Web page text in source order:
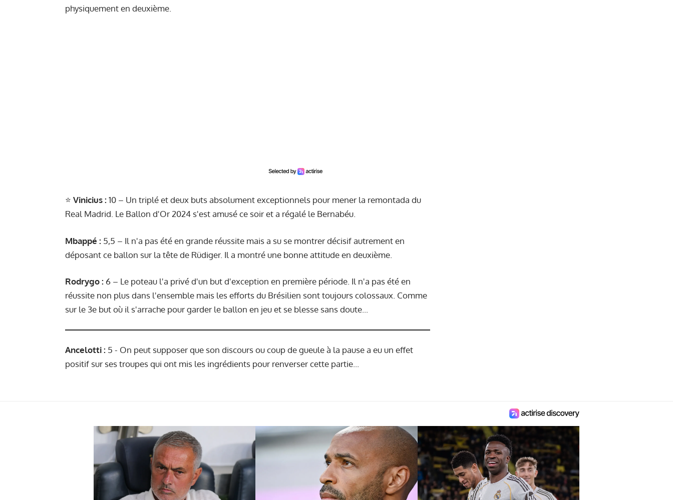
physiquement en deuxième.
⭐️ Vinicius : 10 – Un triplé et deux buts absolument exceptionnels pour mener la remontada du
Real Madrid. Le Ballon d'Or 2024 s'est amusé ce soir et a régalé le Bernabéu.
Mbappé : 5,5 – Il n'a pas été en grande réussite mais a su se montrer décisif autrement en
déposant ce ballon sur la tête de Rüdiger. Il a montré une bonne attitude en deuxième.
Rodrygo : 6 – Le poteau l'a privé d'un but d'exception en première période. Il n'a pas été en
réussite non plus dans l'ensemble mais les efforts du Brésilien sont toujours colossaux. Comme
sur le 3e but où il s'arrache pour garder le ballon en jeu et se blesse sans doute...
Ancelotti : 5 - On peut supposer que son discours ou coup de gueule à la pause a eu un effet
positif sur ses troupes qui ont mis les ingrédients pour renverser cette partie...